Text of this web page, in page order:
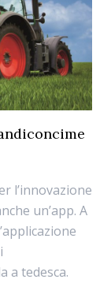
l’innovazione
un’app. A
a tedesca.